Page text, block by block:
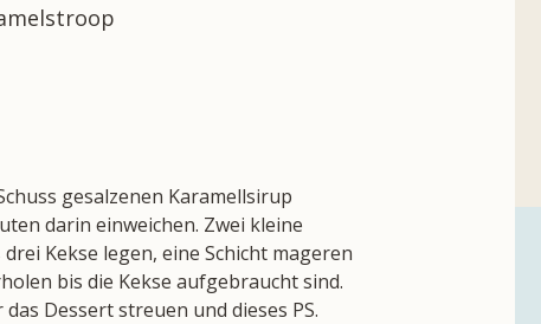
gesalzenen Karamellsirup
darin einweichen. Zwei kleine
Kekse legen, eine Schicht mageren
bis die Kekse aufgebraucht sind.
Dessert streuen und dieses PS.